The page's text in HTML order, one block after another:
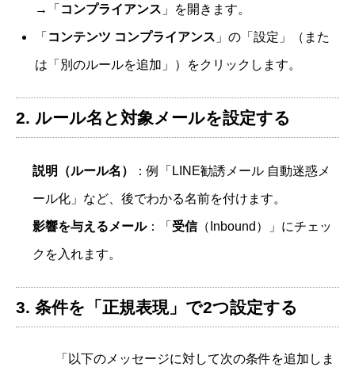
→「 コンプライアンス 」を開きます。
「 コンテンツ コンプライアンス 」の「設定」（また
は「別のルールを追加」）をクリックします。
2. ルール名と対象メールを設定する
説明（ルール名） ：例「LINE勧誘メール 自動迷惑メ
ール化」など、後でわかる名前を付けます。
影響を与えるメール：「 受信（Inbound）」にチェッ
クを入れます。
3. 条件を「正規表現」で2つ設定する
「以下のメッセージに対して次の条件を追加しま